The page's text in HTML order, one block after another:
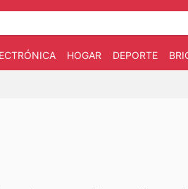
HOGAR DEPORTE